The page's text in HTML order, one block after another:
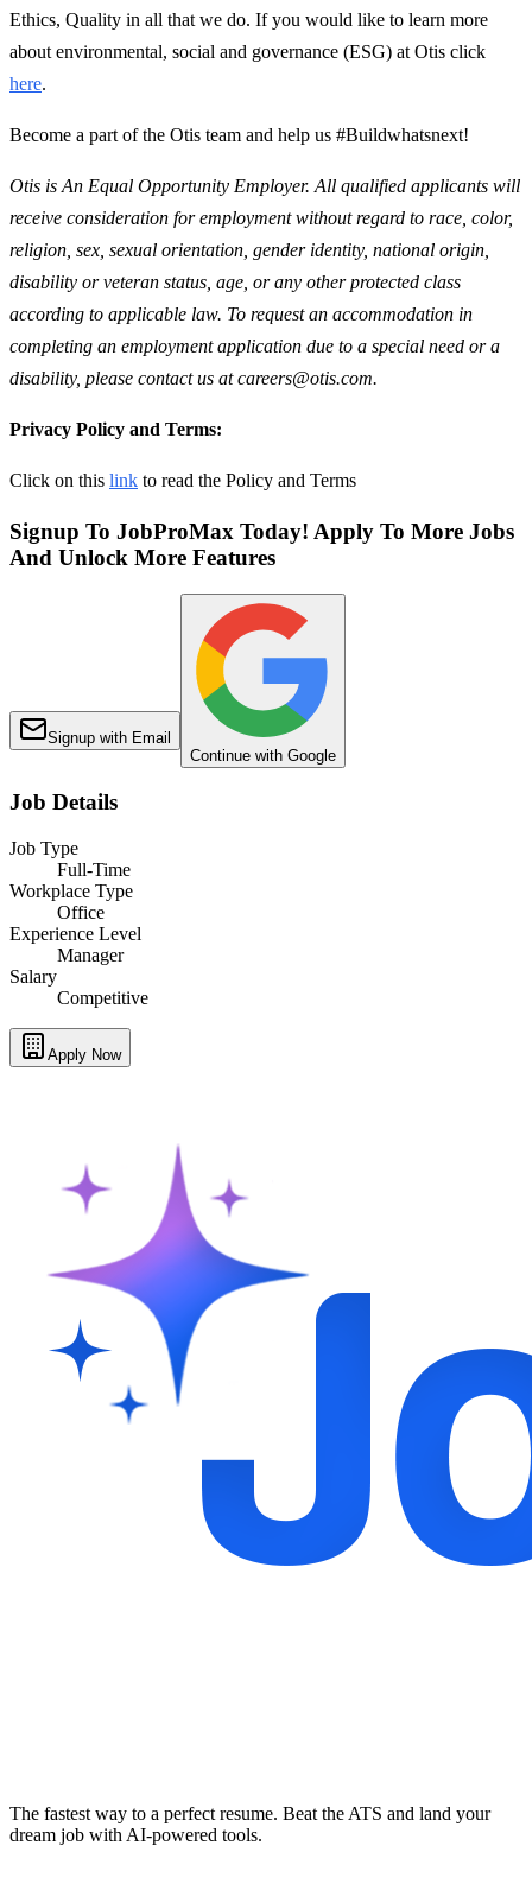
Ethics, Quality in all that we do. If you would like to learn more
about environmental, social and governance (ESG) at Otis click
here.
Become a part of the Otis team and help us #Buildwhatsnext!
Otis is An Equal Opportunity Employer. All qualified applicants will
receive consideration for employment without regard to race, color,
religion, sex, sexual orientation, gender identity, national origin,
disability or veteran status, age, or any other protected class
according to applicable law. To request an accommodation in
completing an employment application due to a special need or a
disability, please contact us at careers@otis.com.
Privacy Policy and Terms:
Click on this link to read the Policy and Terms
Signup To JobProMax Today! Apply To More Jobs
And Unlock More Features
Signup with Email
Continue with Google
Job Details
Job Type
Full-Time
Workplace Type
Office
Experience Level
Manager
Salary
Competitive
Apply Now
The fastest way to a perfect resume. Beat the ATS and land your
dream job with AI-powered tools.